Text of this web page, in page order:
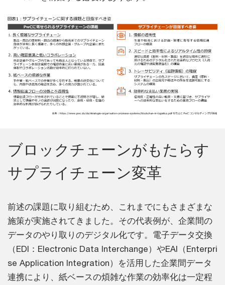
ブロックチェーンがもたらす
サプライチェーン変革
前述の課題に取り組むため、これまでにもさまざまな
施策が実施されてきました。その代表例が、企業間の
データのやり取りのデジタル化です。電子データ交換
（EDI：Electronic Data Interchange）やEAI（Enterpri
se Application Integration）を活用した企業間データ
連携により、紙ベースの煩雑な作業の効率化は一定程